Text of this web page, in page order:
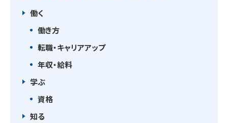
働く
働き方
転職・キャリアアップ
年収・給料
学ぶ
資格
知る